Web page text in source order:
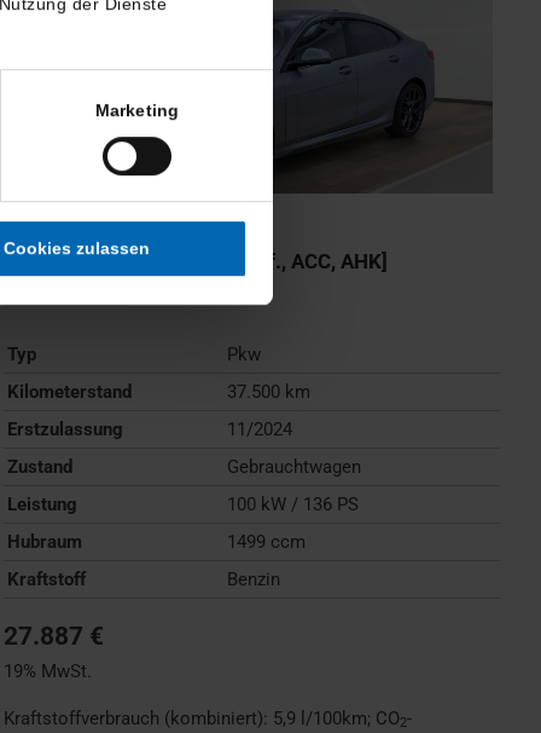
Marketing
Cookies zulassen
BMW 218
Gran Coupé [M Sport, LC Prof., ACC, AHK]
Typ
Pkw
Kilometerstand
37.500 km
Erstzulassung
11/2024
Zustand
Gebrauchtwagen
Leistung
100 kW / 136 PS
Hubraum
1499 ccm
Kraftstoff
Benzin
27.887 €
19% MwSt.
Kraftstoffverbrauch (kombiniert): 5,9 l/100km; CO2-